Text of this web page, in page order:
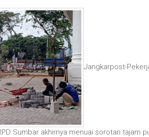
Jangkarpost-
Sumbar akhirnya menuai sorotan tajam